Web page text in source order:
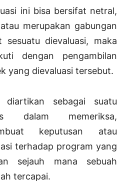
ini bisa bersifat netral,
merupakan gabungan
sesuatu dievaluasi, maka
dengan pengambilan
yang dievaluasi tersebut.
diartikan sebagai suatu
dalam memeriksa,
keputusan atau
terhadap program yang
sejauh mana sebuah
tercapai.